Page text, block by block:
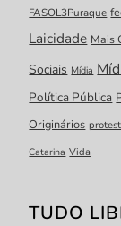
FASOL3Puraque
Laicidade Mais
Sociais Mídia
Política Pública
Originários
Catarina Vida
TUDO